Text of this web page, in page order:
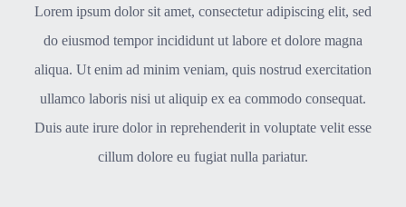
Lorem ipsum dolor sit amet, consectetur adipiscing elit, sed
do eiusmod tempor incididunt ut labore et dolore magna
aliqua. Ut enim ad minim veniam, quis nostrud exercitation
ullamco laboris nisi ut aliquip ex ea commodo consequat.
Duis aute irure dolor in reprehenderit in voluptate velit esse
cillum dolore eu fugiat nulla pariatur.